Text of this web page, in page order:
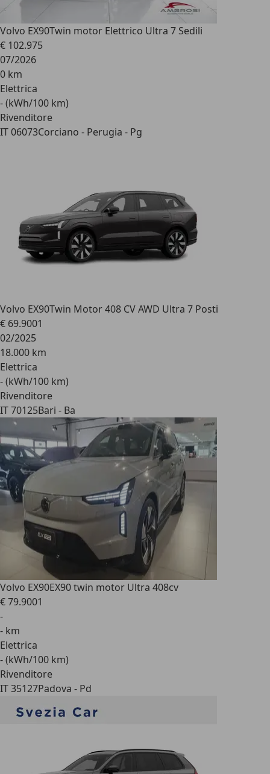
Volvo EX90Twin motor Elettrico Ultra 7 Sedili
€ 102.975
07/2026
0 km
Elettrica
- (kWh/100 km)
Rivenditore
IT 06073Corciano - Perugia - Pg
Volvo EX90Twin Motor 408 CV AWD Ultra 7 Posti
€ 69.9001
02/2025
18.000 km
Elettrica
- (kWh/100 km)
Rivenditore
IT 70125Bari - Ba
Volvo EX90EX90 twin motor Ultra 408cv
€ 79.9001
-
- km
Elettrica
- (kWh/100 km)
Rivenditore
IT 35127Padova - Pd